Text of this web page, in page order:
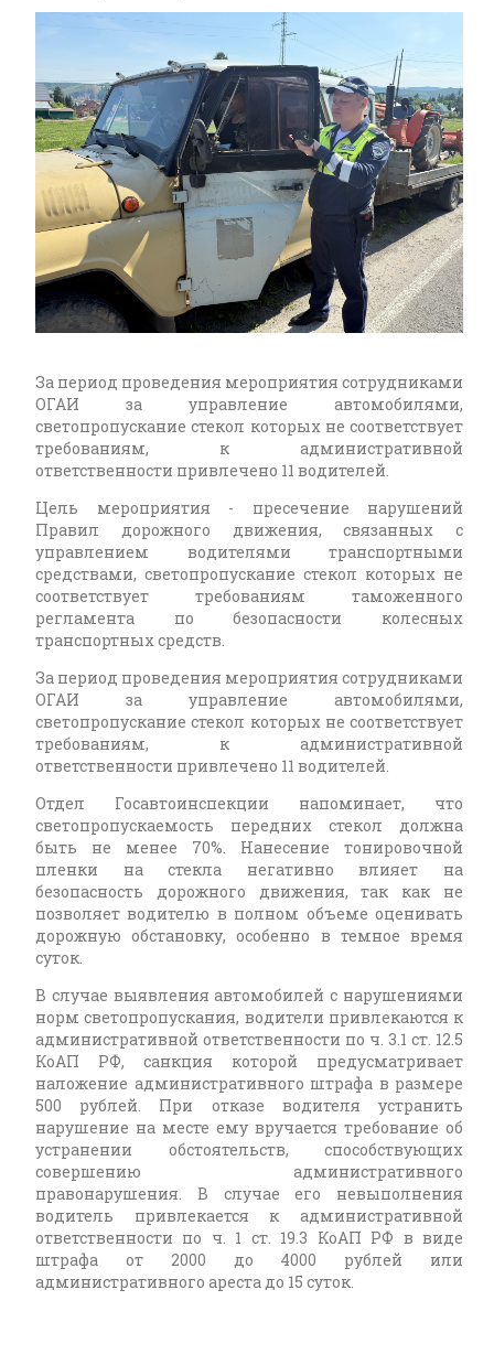
За период проведения мероприятия сотрудниками
ОГАИ за управление автомобилями,
светопропускание стекол которых не соответствует
требованиям, к административной
ответственности привлечено 11 водителей.
Цель мероприятия - пресечение нарушений
Правил дорожного движения, связанных с
управлением водителями транспортными
средствами, светопропускание стекол которых не
соответствует требованиям таможенного
регламента по безопасности колесных
транспортных средств.
За период проведения мероприятия сотрудниками
ОГАИ за управление автомобилями,
светопропускание стекол которых не соответствует
требованиям, к административной
ответственности привлечено 11 водителей.
Отдел Госавтоинспекции напоминает, что
светопропускаемость передних стекол должна
быть не менее 70%. Нанесение тонировочной
пленки на стекла негативно влияет на
безопасность дорожного движения, так как не
позволяет водителю в полном объеме оценивать
дорожную обстановку, особенно в темное время
суток.
В случае выявления автомобилей с нарушениями
норм светопропускания, водители привлекаются к
административной ответственности по ч. 3.1 ст. 12.5
КоАП РФ, санкция которой предусматривает
наложение административного штрафа в размере
500 рублей. При отказе водителя устранить
нарушение на месте ему вручается требование об
устранении обстоятельств, способствующих
совершению административного
правонарушения. В случае его невыполнения
водитель привлекается к административной
ответственности по ч. 1 ст. 19.3 КоАП РФ в виде
штрафа от 2000 до 4000 рублей или
административного ареста до 15 суток.